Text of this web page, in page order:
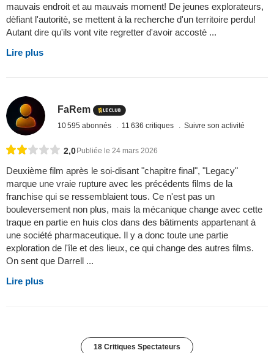
mauvais endroit et au mauvais moment! De jeunes explorateurs,
dèfiant l'autoritè, se mettent à la recherche d'un territoire perdu!
Autant dire qu'ils vont vite regretter d'avoir accostè ...
Lire plus
FaRem
10 595 abonnés 11 636 critiques Suivre son activité
2,0 Publiée le 24 mars 2026
Deuxième film après le soi-disant "chapitre final", "Legacy"
marque une vraie rupture avec les précédents films de la
franchise qui se ressemblaient tous. Ce n'est pas un
bouleversement non plus, mais la mécanique change avec cette
traque en partie en huis clos dans des bâtiments appartenant à
une société pharmaceutique. Il y a donc toute une partie
exploration de l'île et des lieux, ce qui change des autres films.
On sent que Darrell ...
Lire plus
18 Critiques Spectateurs